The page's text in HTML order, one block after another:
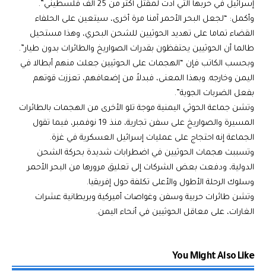
إسرائيل في حربها التي أدت لمقتل أكثر من 25 ألف فلسطيني”.
وأكمل: “لجعل البحر الأحمر آمنا مرة أخرى، سيتعين على الحلفاء
القضاء تماما على تهديد الحوثيين للشحن البحري، وهذا مستحيل
طالما أن الحوثيين يحتفظون بقدرات الصواريخ والطائرات بدون طيار”.
وبحسب الكاتب فإن “الهجمات على الحوثيين جعلت منهم أبطالا في
اليمن وخارجه. وبهذا المعنى، فبدلاً من إضعافهم، تعززت قوتهم
بفعل الضربات الجوية”.
وتشن جماعة الحوثي اليمنية موجة تلو الأخرى من الهجمات بالطائرات
المسيرة والصواريخ على سفن تجارية، منذ 19 نوفمبر، فيما تقول
الجماعة إنه احتجاج على عمليات إسرائيل العسكرية في غزة.
وتسببت هجمات الحوثيين في اضطرابات شديدة بحركة الشحن
الدولية، ودفعت بعض الشركات إلى تعليق مرورها من البحر الأحمر
وسلوك الرحلة الأطول والأعلى تكلفة حول إفريقيا.
وتشن طائرات حربية وسفن وغواصات أميركية وبريطانية عشرات
الغارات، على معاقل الحوثيين في أنحاء اليمن.
You Might Also Like